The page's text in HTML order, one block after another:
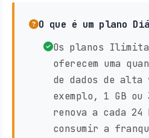
O que é um plano
Os planos
oferecem uma
de dados de alta
exemplo, 1 GB ou
renova a cada 24
consumir a